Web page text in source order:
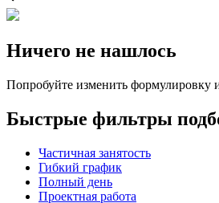
Ничего не нашлось
Попробуйте изменить формулировку
Быстрые фильтры
Частичная занятость
Гибкий график
Полный день
Проектная работа